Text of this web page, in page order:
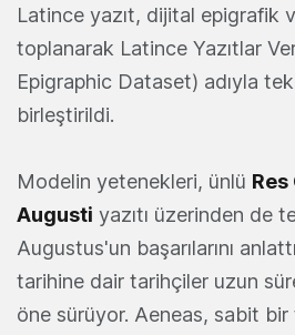
Latince yazıt, dijital epigrafik
toplanarak Latince Yazıtlar
Epigraphic Dataset) adıyla tek
birleştirildi.
Modelin yetenekleri, ünlü Res
Augusti yazıtı üzerinden de
Augustus'un başarılarını
tarihine dair tarihçiler uzun
öne sürüyor. Aeneas, sabit